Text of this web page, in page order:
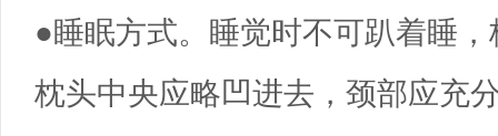
●睡眠方式。睡觉时不可趴着睡
枕头中央应略凹进去，颈部应充